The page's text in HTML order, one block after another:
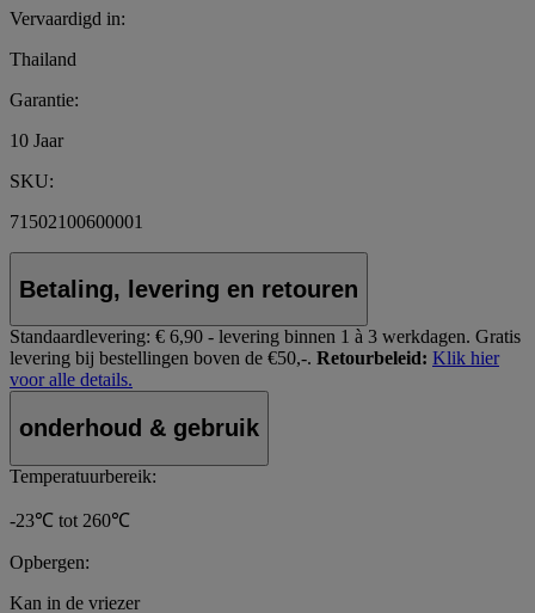
Vervaardigd in:
Thailand
Garantie:
10 Jaar
SKU:
71502100600001
Betaling, levering en retouren
Standaardlevering: € 6,90 - levering binnen 1 à 3 werkdagen. Gratis
levering bij bestellingen boven de €50,-. Retourbeleid: Klik hier
voor alle details.
onderhoud & gebruik
Temperatuurbereik:
-23℃ tot 260℃
Opbergen:
Kan in de vriezer